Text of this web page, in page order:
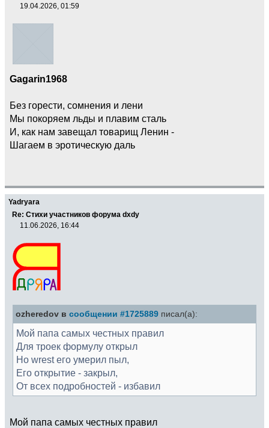
19.04.2026, 01:59
Gagarin1968
Без горести, сомнения и лени
Мы покоряем льды и плавим сталь
И, как нам завещал товарищ Ленин -
Шагаем в эротическую даль
Yadryara
Re: Стихи участников форума dxdy
11.06.2026, 16:44
ozheredov в сообщении #1725889 писал(а):
Мой папа самых честных правил
Для троек формулу открыл
Но wrest его умерил пыл,
Его открытие - закрыл,
От всех подробностей - избавил
Мой папа самых честных правил